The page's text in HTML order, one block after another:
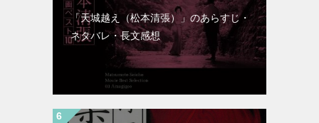
「天城越え（松本清張）」のあらすじ・
ネタバレ・長文感想